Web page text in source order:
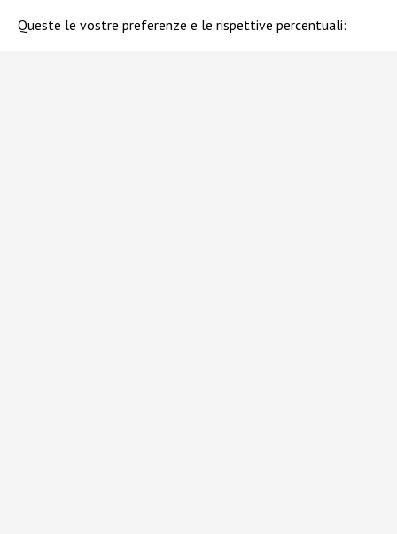
Queste le vostre preferenze e le rispettive percentuali: